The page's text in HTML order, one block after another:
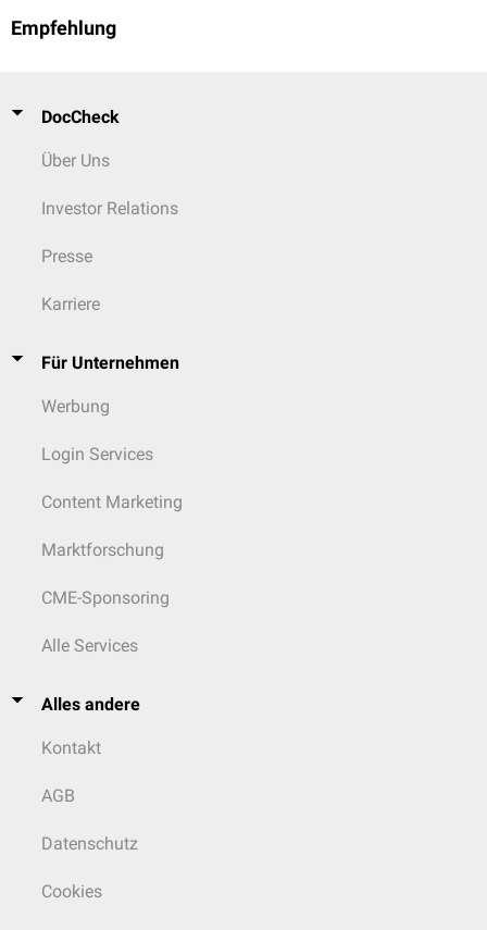
Empfehlung
DocCheck
Über Uns
Investor Relations
Presse
Karriere
Für Unternehmen
Werbung
Login Services
Content Marketing
Marktforschung
CME-Sponsoring
Alle Services
Alles andere
Kontakt
AGB
Datenschutz
Cookies